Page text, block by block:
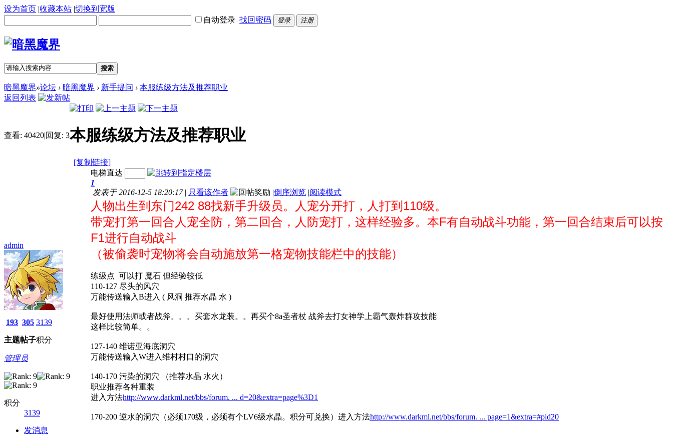
设为首页 |收藏本站 |切换到宽版
自动登录 找回密码 登录 注册
搜索
暗黑魔界»论坛 › 暗黑魔界 › 新手提问 › 本服练级方法及推荐职业
返回列表
查看: 40420|回复: 3本服练级方法及推荐职业
[复制链接]
admin
193
主题
305
帖子
3139
积分
管理员
积分
3139
发消息
电梯直达
1
发表于 2016-12-5 18:20:17 | 只看该作者 |倒序浏览 |阅读模式
人物出生到东门242 88找新手升级员。人宠分开打，人打到110级。
带宠打第一回合人宠全防，第二回合，人防宠打，这样经验多。 本F有自动战斗功能，第一回合结束后可以按
F1进行自动战斗
（被偷袭时宠物将会自动施放第一格宠物技能栏中的技能）
练级点 可以打 魔石 但经验较低
110-127 尽头的风穴
万能传送输入B进入 ( 风洞 推荐水晶 水 )
最好使用法师或者战斧。。。买套水龙装。。再买个8a圣者杖 战斧去打女神学上霸气轰炸群攻技能
这样比较简单。。
127-140 维诺亚海底洞穴
万能传送输入W进入维村村口的洞穴
140-170 污染的洞穴 （推荐水晶 水火）
职业推荐各种重装
进入方法http://www.darkml.net/bbs/forum. ... d=20&extra=page%3D1
170-200 逆水的洞穴（必须170级，必须有个LV6级水晶。积分可兑换）进入方法http://www.darkml.net/bbs/forum. ... page=1&extra=#pid20